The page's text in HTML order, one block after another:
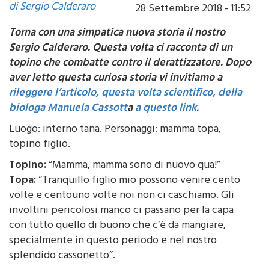
di Sergio Calderaro
28 Settembre 2018 - 11:52
Torna con una simpatica nuova storia il nostro
Sergio Calderaro. Questa volta ci racconta di un
topino che combatte contro il derattizzatore. Dopo
aver letto questa curiosa storia vi invitiamo a
rileggere l’articolo, questa volta scientifico, della
biologa Manuela Cassottaa questo link.
Luogo: interno tana. Personaggi: mamma topa,
topino figlio.
Topino:“Mamma, mamma sono di nuovo qua!”
Topa:“Tranquillo figlio mio possono venire cento
volte e centouno volte noi non ci caschiamo. Gli
involtini pericolosi manco ci passano per la capa
con tutto quello di buono che c’è da mangiare,
specialmente in questo periodo e nel nostro
splendido cassonetto”.